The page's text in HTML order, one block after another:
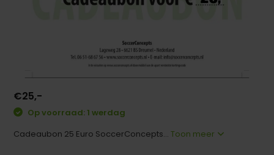
€25,-
Op voorraad: 1 werdag
Cadeaubon 25 Euro SoccerConcepts...Toon meer